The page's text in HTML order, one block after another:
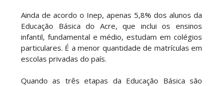
Ainda de acordo o Inep, apenas 5,8% dos alunos da
Educação Básica do Acre, que inclui os ensinos
infantil, fundamental e médio, estudam em colégios
particulares. É a menor quantidade de matrículas em
escolas privadas do país.
Quando as três etapas da Educação Básica são